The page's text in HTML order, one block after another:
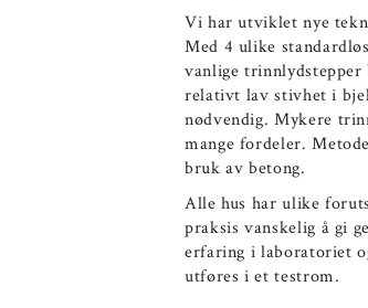
Vi har utviklet nye
Med 4 ulike
vanlige
relativt lav stivhet i
nødvendig. Mykere
mange fordeler.
bruk av betong.
Alle hus har ulike
praksis vanskelig å gi
erfaring i laboratoriet
utføres i et testrom.